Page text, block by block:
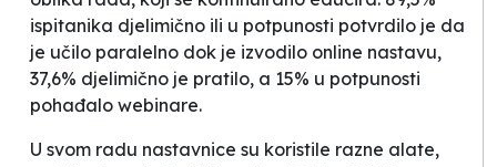
ispitanika djelimično ili u potpunosti potvrdilo je da
je učilo paralelno dok je izvodilo online nastavu,
37,6% djelimično je pratilo, a 15% u potpunosti
pohađalo webinare.
U svom radu nastavnice su koristile razne alate,